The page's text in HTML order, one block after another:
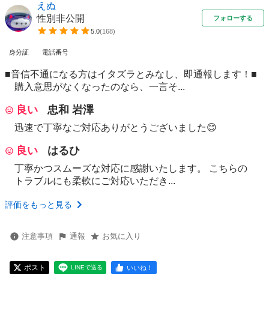
えぬ
性別非公開
5.0(168)
フォローする
身分証 電話番号
■音信不通になる方はイタズラとみなし、即通報します！■
購入意思がなくなったのなら、一言そ...
良い 忠和 岩澤
迅速で丁寧なご対応ありがとうございました😊
良い はるひ
丁寧かつスムーズな対応に感謝いたします。 こちらの
トラブルにも柔軟にご対応いただき...
評価をもっと見る
注意事項 通報 お気に入り
ポスト LINEで送る いいね！